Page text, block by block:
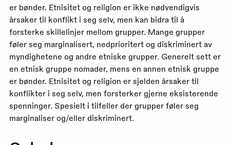
er bønder. Etnisitet og religion er ikke nødvendigvis
årsaker til konflikt i seg selv, men kan bidra til å
forsterke skillelinjer mellom grupper. Mange grupper
føler seg marginalisert, nedprioritert og diskriminert av
myndighetene og andre etniske grupper. Generelt sett er
en etnisk gruppe nomader, mens en annen etnisk gruppe
er bønder. Etnisitet og religion er sjelden årsaker til
konflikter i seg selv, men forsterker gjerne eksisterende
spenninger. Spesielt i tilfeller der grupper føler seg
marginaliser og/eller diskriminert.